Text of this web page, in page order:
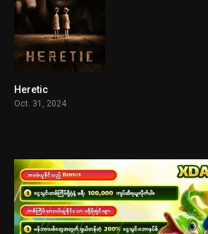
Heretic
Oct. 31, 2024